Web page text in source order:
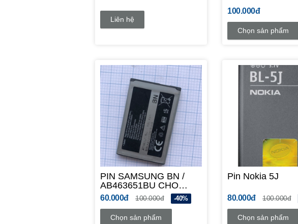
Liên hệ
100.000đ
Chọn sản phẩm
PIN SAMSUNG BN /
AB463651BU CHO
B310E Duos / B312E
Duos / B3410 / B5310 /
C3200 / C3312 / C3322i
/ C3330 / C3500 / C3510
60.000đ 100.000đ -40%
Chọn sản phẩm
Pin Nokia 5J
80.000đ 100.000đ
Chọn sản phẩm